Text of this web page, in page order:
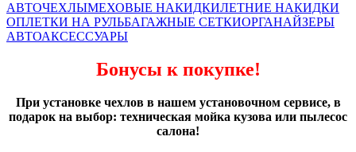
АВТОЧЕХЛЫМЕХОВЫЕ НАКИДКИЛЕТНИЕ НАКИДКИ
ОПЛЕТКИ НА РУЛЬБАГАЖНЫЕ СЕТКИОРГАНАЙЗЕРЫ
АВТОАКСЕССУАРЫ
Бонусы к покупке!
При установке чехлов в нашем установочном сервисе, в
подарок на выбор: техническая мойка кузова или пылесос
салона!